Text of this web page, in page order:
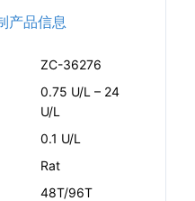
产品信息
ZC-36276
0.75 U/L – 24
U/L
0.1 U/L
Rat
48T/96T